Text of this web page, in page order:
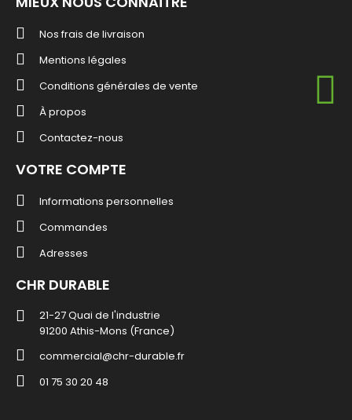
Nos frais de livraison
Mentions légales
Conditions générales de vente
À propos
Contactez-nous
VOTRE COMPTE
Informations personnelles
Commandes
Adresses
CHR DURABLE
21-27 Quai de l'industrie
91200 Athis-Mons (France)
commercial@chr-durable.fr
01 75 30 20 48